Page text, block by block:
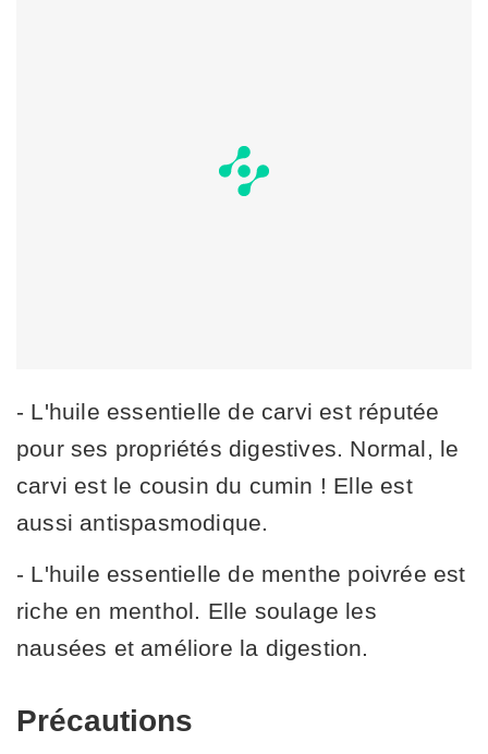
- L'huile essentielle de carvi est réputée
pour ses propriétés digestives. Normal, le
carvi est le cousin du cumin ! Elle est
aussi antispasmodique.
- L'huile essentielle de menthe poivrée est
riche en menthol. Elle soulage les
nausées et améliore la digestion.
Précautions